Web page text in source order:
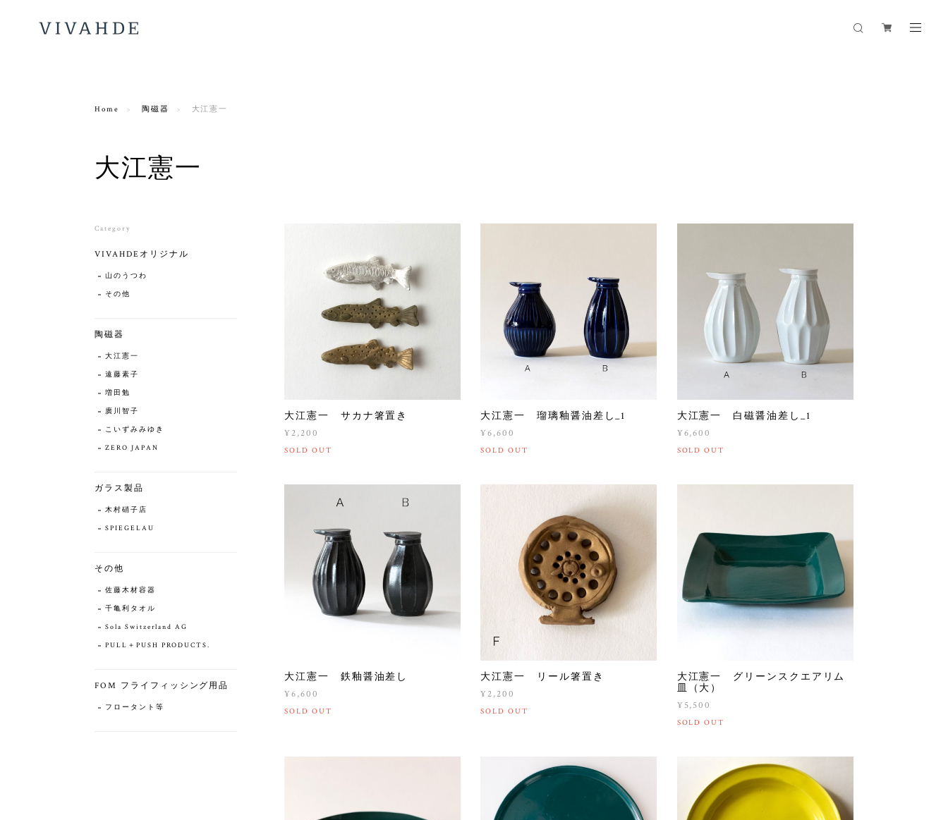
Home 陶磁器 大江憲一
大江憲一
大江憲一 サカナ箸置き
¥2,200
SOLD OUT
大江憲一 瑠璃釉醤油差し_1
¥6,600
SOLD OUT
大江憲一 白磁醤油差し_1
¥6,600
SOLD OUT
大江憲一 鉄釉醤油差し
¥6,600
SOLD OUT
大江憲一 リール箸置き
¥2,200
SOLD OUT
大江憲一 グリーンスクエアリム
皿（大）
¥5,500
SOLD OUT
Category
VIVAHDEオリジナル
山のうつわ
その他
陶磁器
大江憲一
遠藤素子
増田勉
廣川智子
こいずみみゆき
ZERO JAPAN
ガラス製品
木村硝子店
SPIEGELAU
その他
佐藤木材容器
千亀利タオル
Sola Switzerland AG
PULL＋PUSH PRODUCTS.
FOM フライフィッシング用品
フロータント等